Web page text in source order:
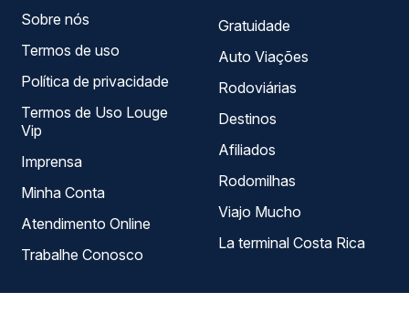
Sobre nós
Termos de uso
Política de privacidade
Termos de Uso Louge
Vip
Imprensa
Minha Conta
Atendimento Online
Trabalhe Conosco
Gratuidade
Auto Viações
Rodoviárias
Destinos
Afiliados
Rodomilhas
Viajo Mucho
La terminal Costa Rica